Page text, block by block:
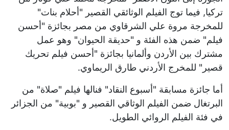
تركيا, فيما توج الفيلم الوثائقي القصير "أحلام بنات"
للمخرجة مروة علي الشرقاوي من مصر بجائزة "أحسن
فيلم" ضمن هذه الفئة و "حديقة الحيوان" وهو عمل
مشترك بين الأردن وألمانيا بجائزة "أحسن فيلم تحريك
قصير" للمخرج الأردني طارق الريماوي.
أما جائزة مسابقة "أسبوع النقاد" فنالها فيلم "صلاة" من
البرتغال ضمن الفيلم الوثاقي القصير و "بوبية" من الجزائر
في فئة الفيلم الروائي الطويل.